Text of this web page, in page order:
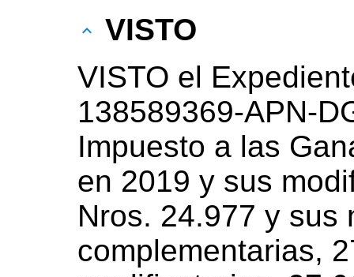
VISTO
VISTO el
138589369-APN-
Impuesto a las
en 2019 y sus
Nros. 24.977 y sus
complementarias,